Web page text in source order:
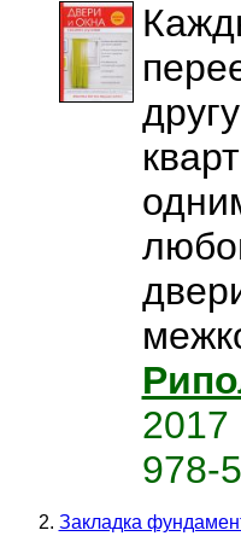
2017
978-
Закладка